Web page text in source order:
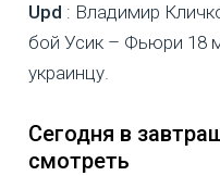
Upd : Владимир
бой Усик – Фьюри 18
украинцу.
Сегодня в
смотреть